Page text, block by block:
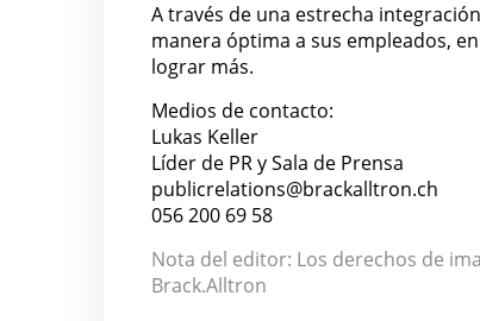
A través de una estrecha
manera óptima a sus empleados,
lograr más.
Medios de contacto:
Lukas Keller
Líder de PR y Sala de Prensa
publicrelations@brackalltron.ch
056 200 69 58
Nota del editor: Los derechos de
Brack.Alltron